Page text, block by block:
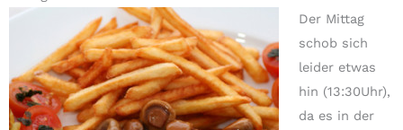
Der Mittag
schob sich
leider etwas
hin (13:30Uhr),
da es in der